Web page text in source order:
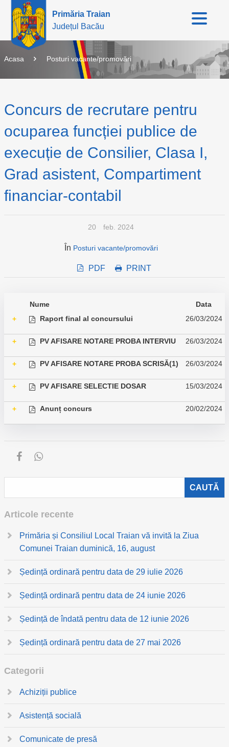
Primăria Traian
Județul Bacău
Acasa Posturi vacante/promovări
Concurs de recrutare pentru
ocuparea funcției publice de
execuție de Consilier, Clasa I,
Grad asistent, Compartiment
financiar-contabil
20 feb. 2024
În Posturi vacante/promovări
PDF PRINT
Nume
Data
+
Raport final al concursului 26/03/2024
+ PV AFISARE NOTARE PROBA INTERVIU 26/03/2024
+ PV AFISARE NOTARE PROBA SCRISĂ(1) 26/03/2024
+ PV AFISARE SELECTIE DOSAR 15/03/2024
+ Anunț concurs 20/02/2024
Articole recente
Primăria și Consiliul Local Traian vă invită la Ziua
Comunei Traian duminică, 16, august
Ședință ordinară pentru data de 29 iulie 2026
Ședință ordinară pentru data de 24 iunie 2026
Ședință de îndată pentru data de 12 iunie 2026
Ședință ordinară pentru data de 27 mai 2026
Categorii
Achiziții publice
Asistență socială
Comunicate de presă